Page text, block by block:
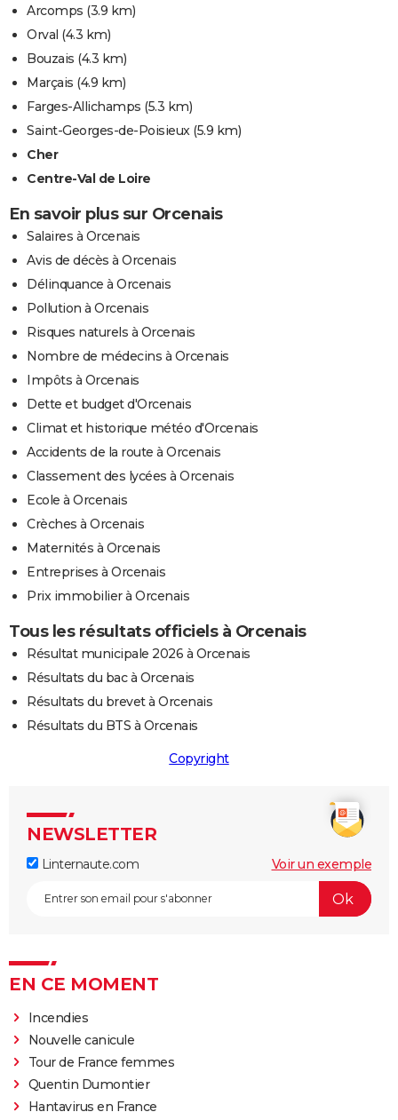
Arcomps (3.9 km)
Orval (4.3 km)
Bouzais (4.3 km)
Marçais (4.9 km)
Farges-Allichamps (5.3 km)
Saint-Georges-de-Poisieux(5.9 km)
Cher
Centre-Val de Loire
En savoir plus sur Orcenais
Salaires à Orcenais
Avis de décès à Orcenais
Délinquance à Orcenais
Pollution à Orcenais
Risques naturels à Orcenais
Nombre de médecins à Orcenais
Impôts à Orcenais
Dette et budget d'Orcenais
Climat et historique météo d'Orcenais
Accidents de la route à Orcenais
Classement des lycées à Orcenais
Ecole à Orcenais
Crèches à Orcenais
Maternités à Orcenais
Entreprises à Orcenais
Prix immobilier à Orcenais
Tous les résultats officiels à Orcenais
Résultat municipale 2026 à Orcenais
Résultats du bac à Orcenais
Résultats du brevet à Orcenais
Résultats du BTS à Orcenais
Copyright
NEWSLETTER
Linternaute.com Voir un exemple
EN CE MOMENT
Incendies
Nouvelle canicule
Tour de France femmes
Quentin Dumontier
Hantavirus en France